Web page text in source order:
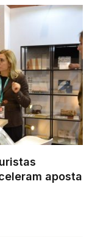
aposta